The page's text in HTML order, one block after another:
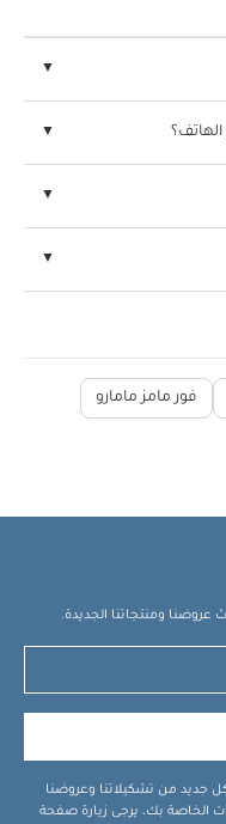
فور مامز مامارو
ومنتجاتنا الجديدة.
كل جديد من تشكيلاتنا وعروضنا
الخاصة بك، يرجى زيارة صفحة